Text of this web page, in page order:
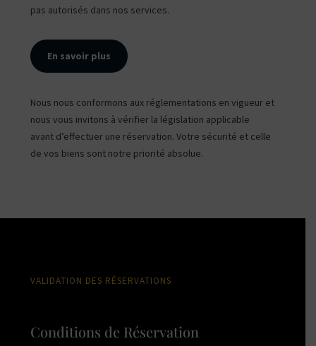
pas autorisés dans nos services.
En savoir plus
Nous nous conformons aux réglementations en vigueur et
nous vous invitons à vérifier la législation applicable
avant d’effectuer une réservation. Votre sécurité et celle
de vos biens sont notre priorité absolue.
VALIDATION DES RÉSERVATIONS
Conditions de Réservation